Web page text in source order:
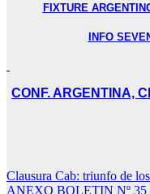
FIXTURE
INFO
CONF. ARGENTINA,
Navegación
Clausura Cab: triunfo de
ANEXO BOLETIN Nº 35